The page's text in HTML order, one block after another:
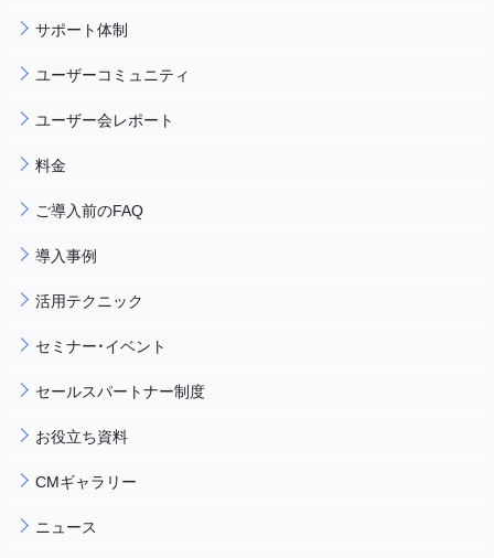
サポート体制
ユーザーコミュニティ
ユーザー会レポート
料金
ご導入前のFAQ
導入事例
活用テクニック
セミナー・イベント
セールスパートナー制度
お役立ち資料
CMギャラリー
ニュース